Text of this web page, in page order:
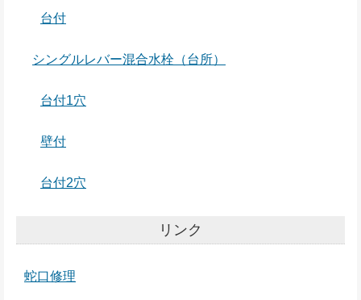
台付
シングルレバー混合水栓（台所）
台付1穴
壁付
台付2穴
リンク
蛇口修理